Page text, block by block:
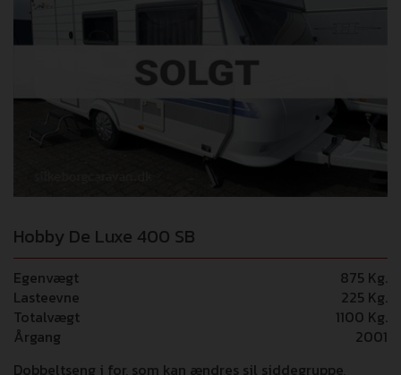
Hobby De Luxe 400 SB
Egenvægt
875 Kg.
Lasteevne
225 Kg.
Totalvægt
1100 Kg.
Årgang
2001
Dobbeltseng i for, som kan ændres sil siddegruppe,